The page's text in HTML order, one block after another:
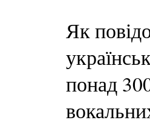
Як
понад